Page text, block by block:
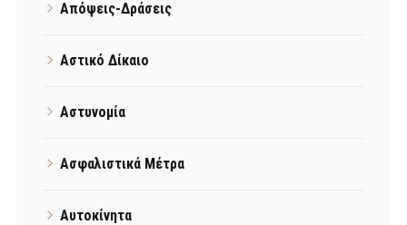
Απόψεις-Δράσεις
Αστικό Δίκαιο
Αστυνομία
Ασφαλιστικά Μέτρα
Αυτοκίνητα